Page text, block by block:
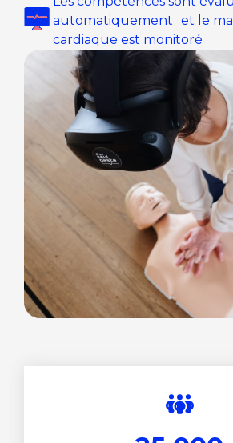
automatiquement et le
cardiaque est monitoré